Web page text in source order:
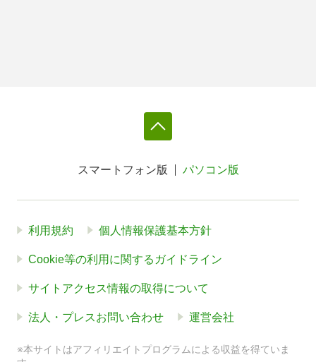
スマートフォン版 パソコン版
利用規約 個人情報保護基本方針
Cookie等の利用に関するガイドライン
サイトアクセス情報の取得について
法人・プレスお問い合わせ 運営会社
※本サイトはアフィリエイトプログラムによる収益を得ていま